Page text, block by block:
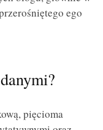
ego
pięcioma